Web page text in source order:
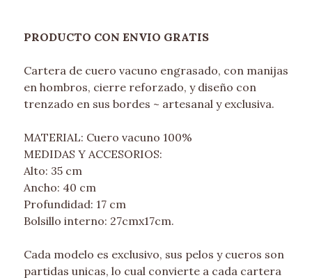
PRODUCTO CON ENVIO GRATIS
Cartera de cuero vacuno engrasado, con manijas
en hombros, cierre reforzado, y diseño con
trenzado en sus bordes ~ artesanal y exclusiva.
MATERIAL: Cuero vacuno 100%
MEDIDAS Y ACCESORIOS:
Alto: 35 cm
Ancho: 40 cm
Profundidad: 17 cm
Bolsillo interno: 27cmx17cm.
Cada modelo es exclusivo, sus pelos y cueros son
partidas unicas, lo cual convierte a cada cartera